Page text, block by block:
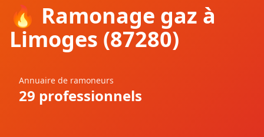
-Confidentialité- Service proposé par
🔥 Ramonage gaz à
Limoges (87280)
Annuaire de ramoneurs
29 professionnels